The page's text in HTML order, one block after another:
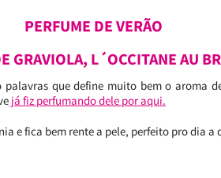
PERFUME DE VERÃO
GRAVIOLA, L´OCCITANE AU
que define muito bem o aroma
já fiz perfumando dele por aqui.
e fica bem rente a pele, perfeito pro dia a